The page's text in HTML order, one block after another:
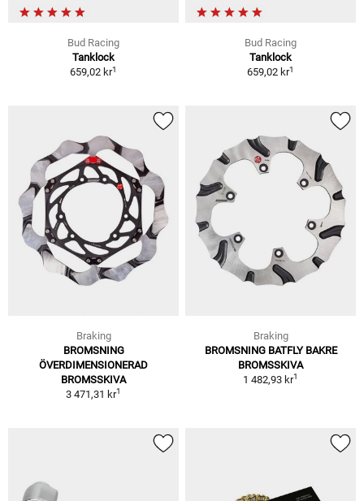
Bud Racing
Tanklock
659,02 kr1
Bud Racing
Tanklock
659,02 kr1
Braking
BROMSNING
ÖVERDIMENSIONERAD
BROMSSKIVA
3 471,31 kr1
Braking
BROMSNING BATFLY BAKRE
BROMSSKIVA
1 482,93 kr1